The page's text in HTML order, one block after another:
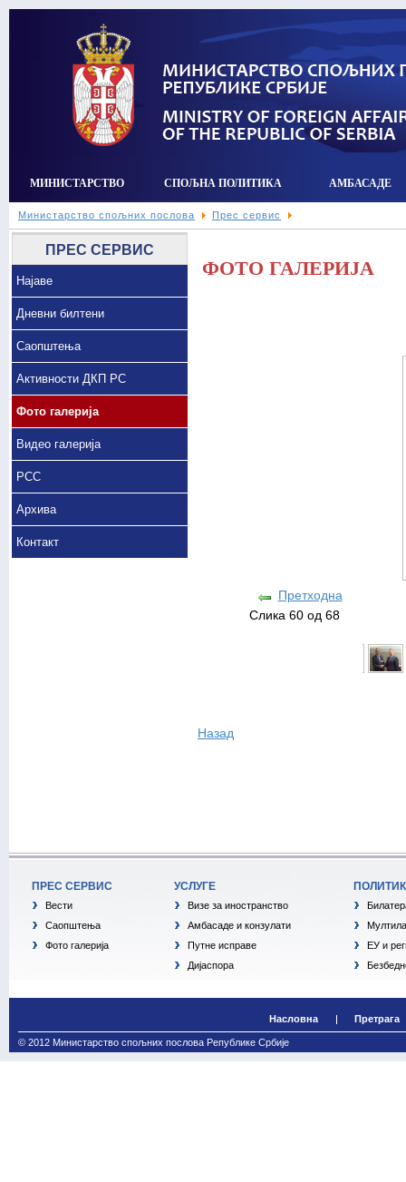
МИНИСТАРСТВО СПОЉНА ПОЛИТИКА АМБАСАДЕ
Министарство спољних послова Прес сервис
ПРЕС СЕРВИС
Најаве
Дневни билтени
Саопштења
Активности ДКП РС
Фото галерија
Видео галерија
РСС
Архива
Контакт
ФОТО ГАЛЕРИЈА
Претходна
Слика 60 од 68
Назад
ПРЕС СЕРВИС
Вести
Саопштења
Фото галерија
УСЛУГЕ
Визе за иностранство
Амбасаде и конзулати
Путне исправе
Дијаспора
ЕУ и
Насловна Претрага
© 2012 Министарство спољних послова Републике Србије